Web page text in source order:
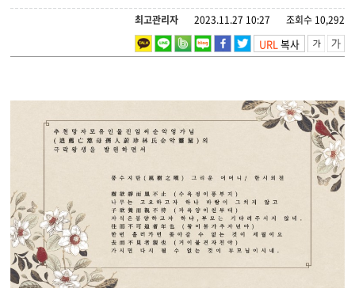
조회수 10,292
2023.11.27 10:27
최고관리자
URL복사